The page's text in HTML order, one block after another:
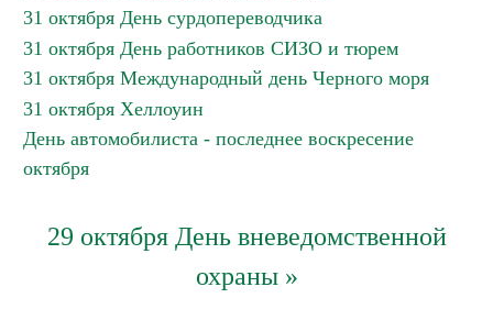
31 октября День сурдопереводчика
31 октября День работников СИЗО и тюрем
31 октября Международный день Черного моря
31 октября Хеллоуин
День автомобилиста - последнее воскресение
октября
29 октября День вневедомственной
охраны »